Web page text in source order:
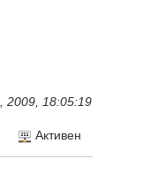
2009, 18:05:19
Активен